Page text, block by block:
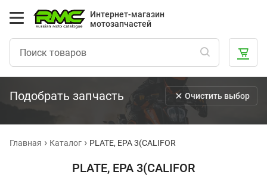
Интернет-магазин
мотозапчастей
Подобрать запчасть Очистить выбор
Главная Каталог PLATE, EPA 3(CALIFOR
PLATE, EPA 3(CALIFOR